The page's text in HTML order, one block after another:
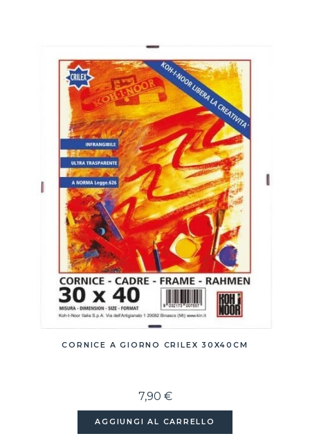
CORNICE A GIORNO CRILEX 30X40CM
7,90 €
AGGIUNGI AL CARRELLO